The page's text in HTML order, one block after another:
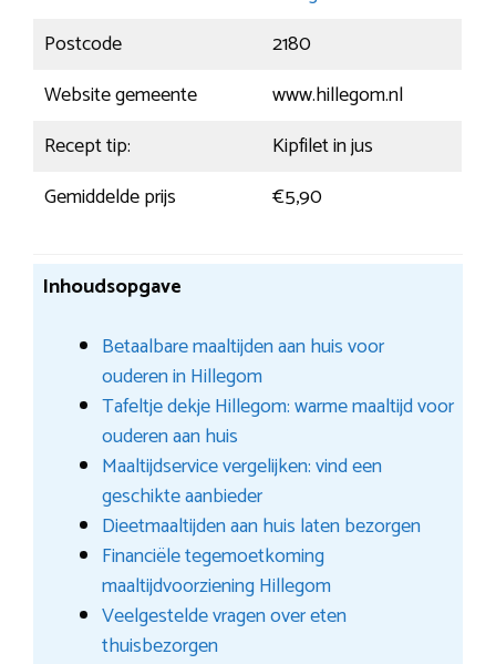
Postcode
2180
Website gemeente
www.hillegom.nl
Recept tip:
Kipfilet in jus
Gemiddelde prijs
€5,90
Inhoudsopgave
Betaalbare maaltijden aan huis voor
ouderen in Hillegom
Tafeltje dekje Hillegom: warme maaltijd voor
ouderen aan huis
Maaltijdservice vergelijken: vind een
geschikte aanbieder
Dieetmaaltijden aan huis laten bezorgen
Financiële tegemoetkoming
maaltijdvoorziening Hillegom
Veelgestelde vragen over eten
thuisbezorgen